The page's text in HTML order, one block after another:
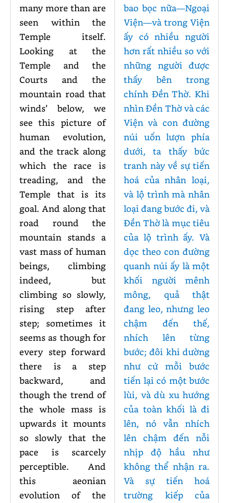
many more than are
seen within the
Temple itself.
Looking at the
Temple and the
Courts and the
mountain road that
winds’ below, we
see this picture of
human evolution,
and the track along
which the race is
treading, and the
Temple that is its
goal. And along that
road round the
mountain stands a
vast mass of human
beings, climbing
indeed, but
climbing so slowly,
rising step after
step; sometimes it
seems as though for
every step forward
there is a step
backward, and
though the trend of
the whole mass is
upwards it mounts
so slowly that the
pace is scarcely
perceptible. And
this aeonian
evolution of the
bao bọc nữa—Ngoại
Viện—và trong Viện
ấy có nhiều người
hơn rất nhiều so với
những người được
thấy bên trong
chính Đền Thờ. Khi
nhìn Đền Thờ và các
Viện và con đường
núi uốn lượn phía
dưới, ta thấy bức
tranh này về sự tiến
hoá của nhân loại,
và lộ trình mà nhân
loại đang bước đi, và
Đền Thờ là mục tiêu
của lộ trình ấy. Và
dọc theo con đường
quanh núi ấy là một
khối người mênh
mông, quả thật
đang leo, nhưng leo
chậm đến thế,
nhích lên từng
bước; đôi khi dường
như cứ mỗi bước
tiến lại có một bước
lùi, và dù xu hướng
của toàn khối là đi
lên, nó vẫn nhích
lên chậm đến nỗi
nhịp độ hầu như
không thể nhận ra.
Và sự tiến hoá
trường kiếp của